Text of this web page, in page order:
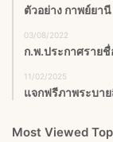
ตัวอย่าง กาพย์ยา
03/08/2022
ก.พ.ประกาศราย
11/02/2025
แจกฟรีภาพระบา
Most Viewed